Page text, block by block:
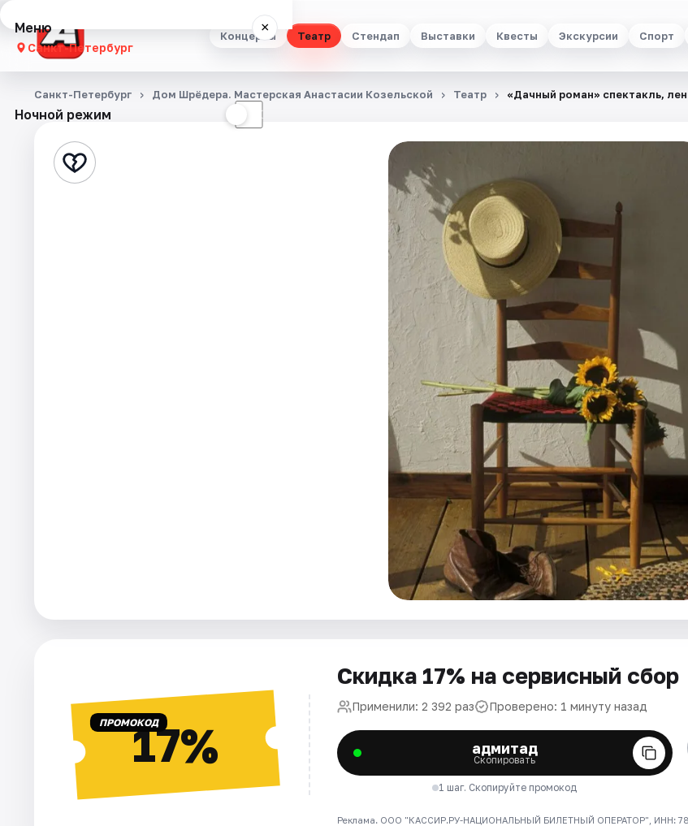
Концерты Театр Стендап Выставки Квесты Экскурсии Спорт
Меню ×
Санкт-Петербург
Концерты
Стендап
Ночной режим ☾
Санкт-Петербург Дом Шрёдера. Мастерская Анастасии Козельской Театр «Дачный роман» спектакль,
ПРОМОКОД17%
Скидка 17% на сервисный сбор
Применили: 2 392 раз Проверено: 1 минуту назад
адмитад
Скопировать
1 шаг. Скопируйте промокод
Реклама. ООО "КАССИР.РУ-НАЦИОНАЛЬНЫЙ БИЛЕТНЫЙ ОПЕРАТОР", ИНН: